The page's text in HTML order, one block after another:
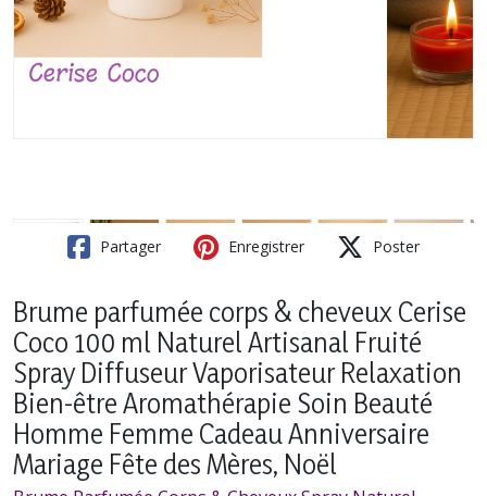
Partager Enregistrer Poster
Brume parfumée corps & cheveux Cerise
Coco 100 ml Naturel Artisanal Fruité
Spray Diffuseur Vaporisateur Relaxation
Bien-être Aromathérapie Soin Beauté
Homme Femme Cadeau Anniversaire
Mariage Fête des Mères, Noël